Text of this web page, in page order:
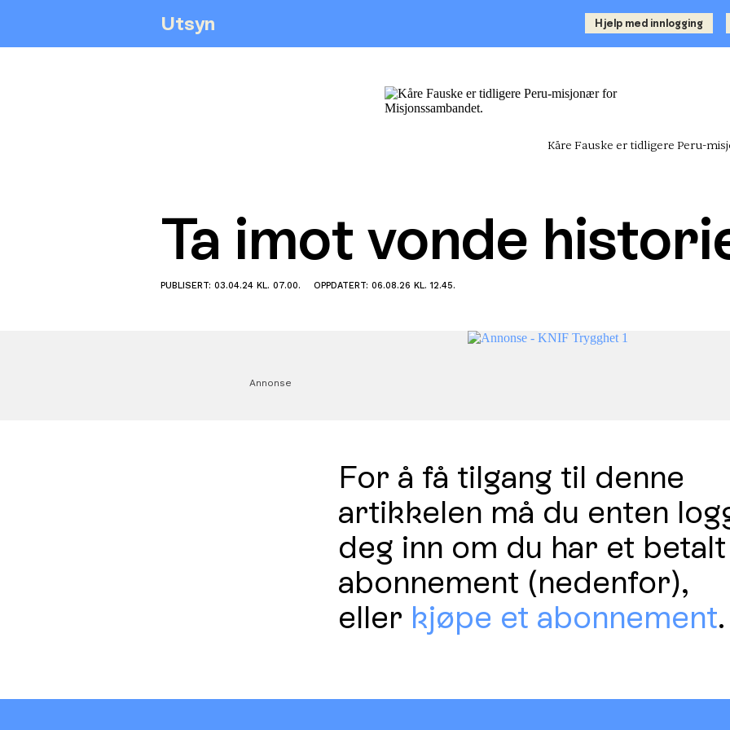
Utsyn Hjelp med innlogging
Kåre Fauske er tidligere Peru-
Ta imot vonde
PUBLISERT: 03.04.24 KL. 07.00. OPPDATERT: 06.08.26 KL. 12.45.
Annonse
For å få tilgang til denne
artikkelen må du enten
deg inn om du har et betalt
abonnement (nedenfor),
eller kjøpe et abonnement.